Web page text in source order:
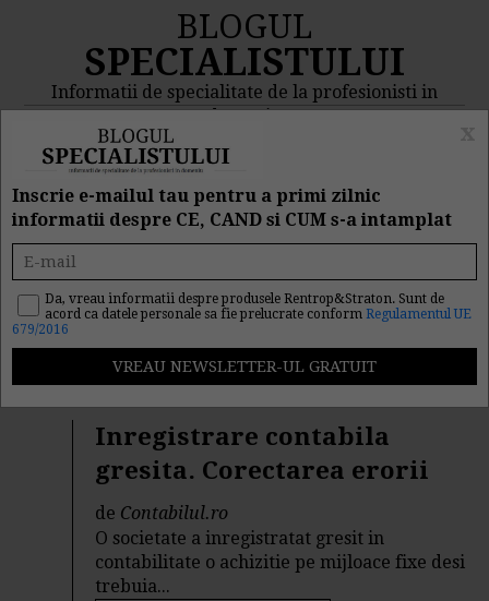
BLOGUL
SPECIALISTULUI
Informatii de specialitate de la profesionisti in
domeniu
MENIU
Rezultat cautare "omfp
3055/2009"
Cautarea facuta dupa cuvantul/sirul de cuvinte "
3055/2009" a returnat 102 articole.
Inregistrare contabila
gresita. Corectarea erorii
de Contabilul.ro
O societate a inregistratat gresit in
contabilitate o achizitie pe mijloace fixe desi
trebuia...
Inscrie e-mailul tau pentru a primi zilnic
informatii despre CE, CAND si CUM s-a intamplat
Da, vreau informatii despre produsele Rentrop&Straton. Sunt de
acord ca datele personale sa fie prelucrate conform Regulamentul UE
679/2016